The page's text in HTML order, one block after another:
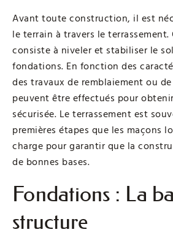
Avant toute construction, il est
le terrain à travers le terrassement.
consiste à niveler et stabiliser le
fondations. En fonction des
des travaux de remblaiement ou
peuvent être effectués pour
sécurisée. Le terrassement est
premières étapes que les maçons
charge pour garantir que la
de bonnes bases.
Fondations : La
structure